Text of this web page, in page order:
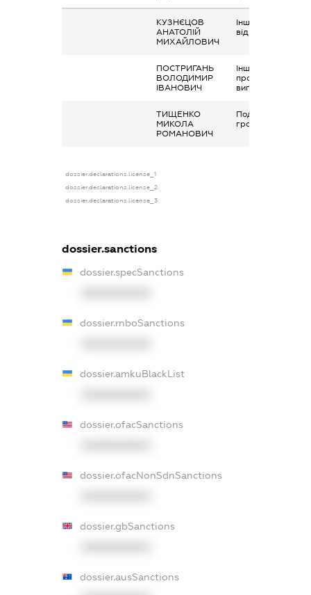
КУЗНЄЦОВ
АНАТОЛІЙ
МИХАЙЛОВИЧ
Інше, виплати чи
відшкодування
ПОСТРИГАНЬ
ВОЛОДИМИР
ІВАНОВИЧ
Інше,
профспілкові
виплати
ТИЩЕНКО
МИКОЛА
РОМАНОВИЧ
Подарунок у
грошовій формі
dossier.declarations.license_1
dossier.declarations.license_2
dossier.declarations.license_3
dossier.sanctions
dossier.specSanctions
dossier.rnboSanctions
dossier.amkuBlackList
dossier.ofacSanctions
dossier.ofacNonSdnSanctions
dossier.gbSanctions
dossier.ausSanctions